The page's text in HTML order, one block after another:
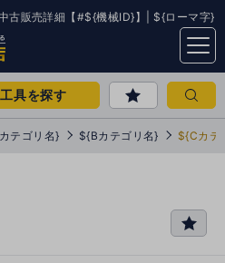
古販売詳細【#${機械ID}】| ${ローマ字}
menu
工具を探す
テゴリ名} ${Bカテゴリ名} ${Cカテ
favo